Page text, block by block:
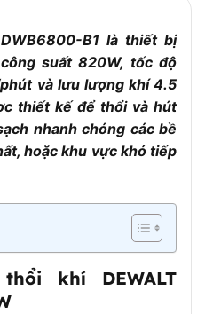
Về Phía Trước
B1 là thiết bị
suất 820W, tốc độ
và lưu lượng khí 4.5
thiết kế để thổi và hút
nhanh chóng các bề
hoặc khu vực khó tiếp
khí DEWALT